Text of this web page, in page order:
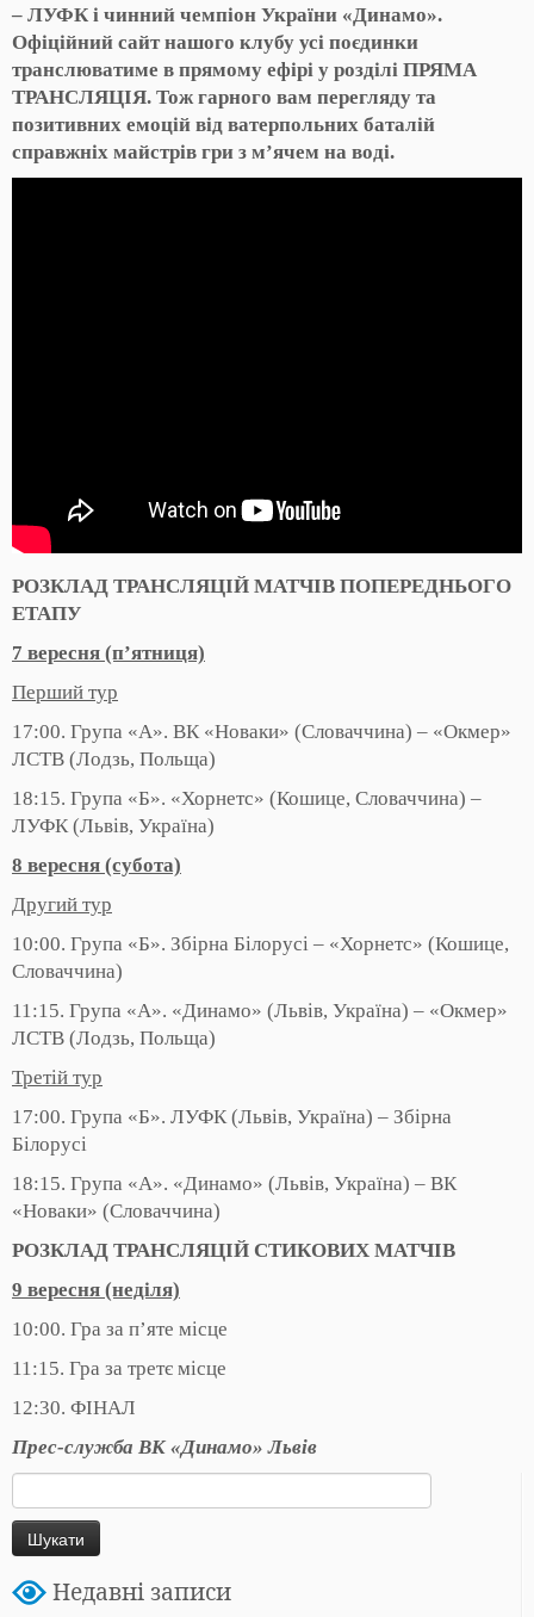
– ЛУФК і чинний чемпіон України «Динамо».
Офіційний сайт нашого клубу усі поєдинки
транслюватиме в прямому ефірі у розділі ПРЯМА
ТРАНСЛЯЦІЯ. Тож гарного вам перегляду та
позитивних емоцій від ватерпольних баталій
справжніх майстрів гри з м’ячем на воді.
РОЗКЛАД ТРАНСЛЯЦІЙ МАТЧІВ ПОПЕРЕДНЬОГО
ЕТАПУ
7 вересня (п’ятниця)
Перший тур
17:00. Група «А». ВК «Новаки» (Словаччина) – «Окмер»
ЛСТВ (Лодзь, Польща)
18:15. Група «Б». «Хорнетс» (Кошице, Словаччина) –
ЛУФК (Львів, Україна)
8 вересня (субота)
Другий тур
10:00. Група «Б». Збірна Білорусі – «Хорнетс» (Кошице,
Словаччина)
11:15. Група «А». «Динамо» (Львів, Україна) – «Окмер»
ЛСТВ (Лодзь, Польща)
Третій тур
17:00. Група «Б». ЛУФК (Львів, Україна) – Збірна
Білорусі
18:15. Група «А». «Динамо» (Львів, Україна) – ВК
«Новаки» (Словаччина)
РОЗКЛАД ТРАНСЛЯЦІЙ СТИКОВИХ МАТЧІВ
9 вересня (неділя)
10:00. Гра за п’яте місце
11:15. Гра за третє місце
12:30. ФІНАЛ
Прес-служба ВК «Динамо» Львів
Недавні записи